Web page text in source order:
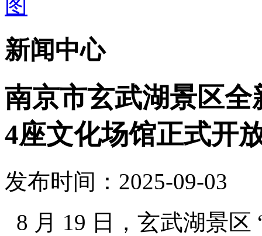
新闻中心
南京市玄武湖景区
4座文化场馆正式开
发布时间：2025-09-03
8 月 19 日，玄武湖景区